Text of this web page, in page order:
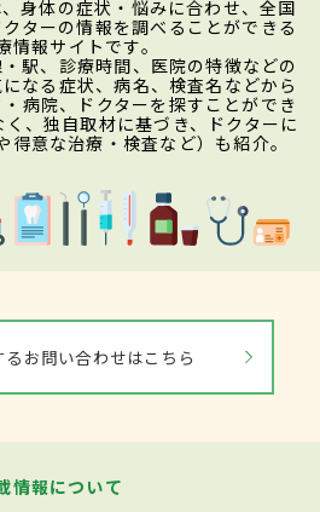
身体の症状・悩みに合わせ、全国
ターの情報を調べることができる
情報サイトです。
駅、診療時間、医院の特徴などの
なる症状、病名、検査名などから
病院、ドクターを探すことができ
、独自取材に基づき、ドクターに
意な治療・検査など）も紹介。
るお問い合わせはこちら
情報について